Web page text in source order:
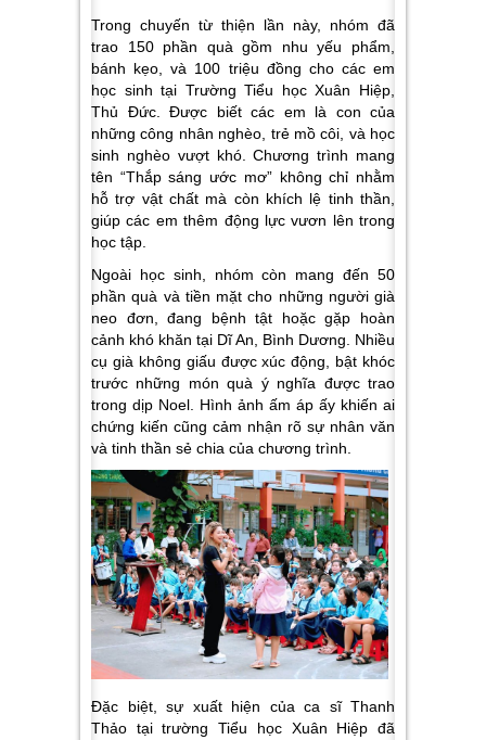
Trong chuyến từ thiện lần này, nhóm đã
trao 150 phần quà gồm nhu yếu phẩm,
bánh kẹo, và 100 triệu đồng cho các em
học sinh tại Trường Tiểu học Xuân Hiệp,
Thủ Đức. Được biết các em là con của
những công nhân nghèo, trẻ mồ côi, và học
sinh nghèo vượt khó. Chương trình mang
tên “Thắp sáng ước mơ” không chỉ nhằm
hỗ trợ vật chất mà còn khích lệ tinh thần,
giúp các em thêm động lực vươn lên trong
học tập.
Ngoài học sinh, nhóm còn mang đến 50
phần quà và tiền mặt cho những người già
neo đơn, đang bệnh tật hoặc gặp hoàn
cảnh khó khăn tại Dĩ An, Bình Dương. Nhiều
cụ già không giấu được xúc động, bật khóc
trước những món quà ý nghĩa được trao
trong dịp Noel. Hình ảnh ấm áp ấy khiến ai
chứng kiến cũng cảm nhận rõ sự nhân văn
và tinh thần sẻ chia của chương trình.
Đặc biệt, sự xuất hiện của ca sĩ Thanh
Thảo tại trường Tiểu học Xuân Hiệp đã